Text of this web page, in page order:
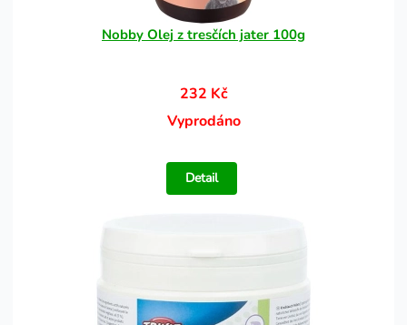
Nobby Olej z tresčích jater 100g
232 Kč
Vyprodáno
Detail